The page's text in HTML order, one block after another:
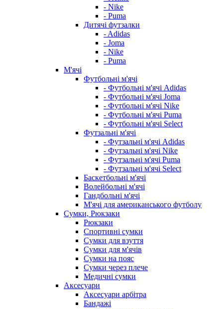
- Nike
- Puma
Дитячі футзалки
- Adidas
- Joma
- Nike
- Puma
М'ячі
Футбольні м'ячі
- Футбольні м'ячі Adidas
- Футбольні м'ячі Joma
- Футбольні м'ячі Nike
- Футбольні м'ячі Puma
- Футбольні м'ячі Select
Футзальні м'ячі
- Футзальні м'ячі Adidas
- Футзальні м'ячі Nike
- Футзальні м'ячі Puma
- Футзальні м'ячі Select
Баскетбольні м'ячі
Волейбольні м'ячі
Гандбольні м'ячі
М'ячі для американського футболу
Сумки, Рюкзаки
Рюкзаки
Спортивні сумки
Сумки для взуття
Сумки для м'ячів
Сумки на пояс
Сумки через плече
Медичні сумки
Аксесуари
Аксесуари арбітра
Бандажі